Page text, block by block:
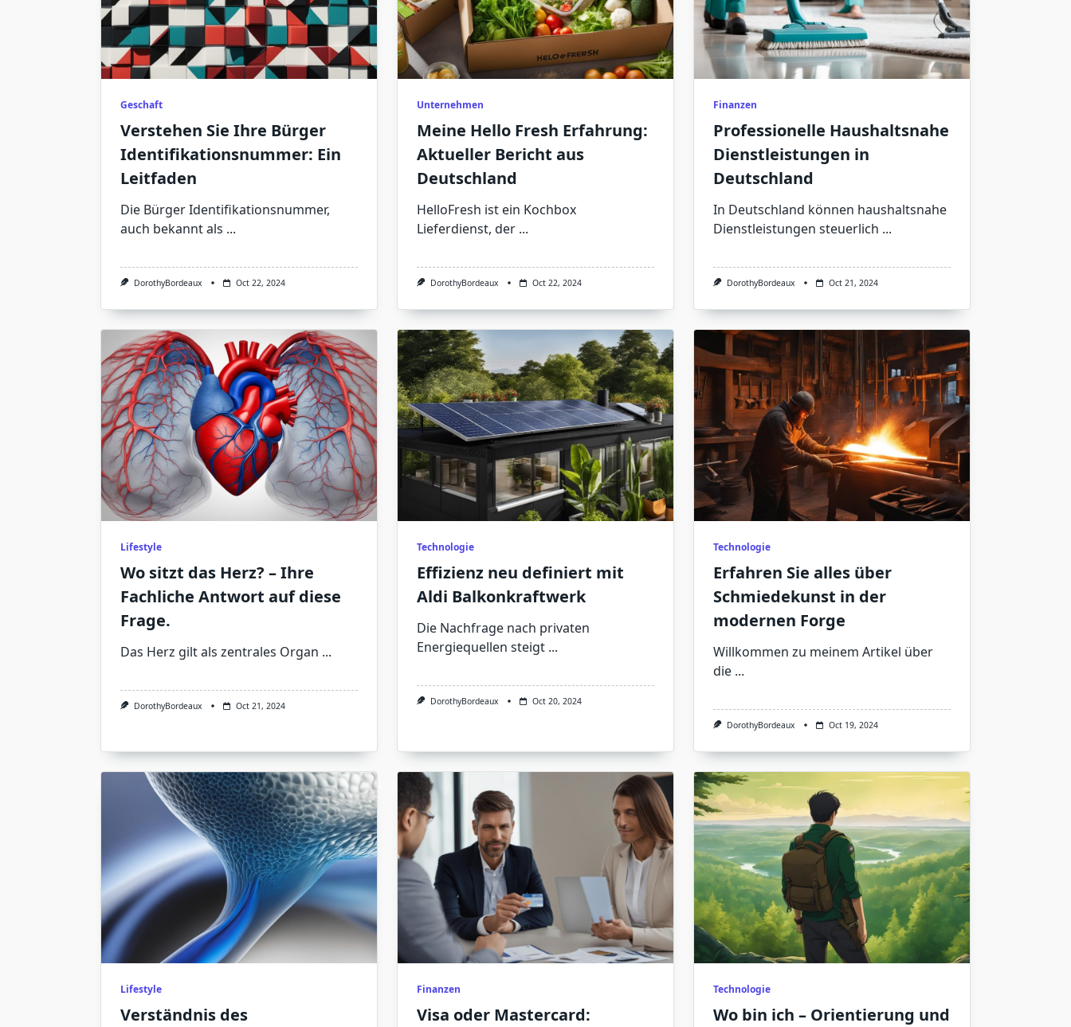
Geschaft
Verstehen Sie Ihre Bürger
Identifikationsnummer: Ein
Leitfaden
Die Bürger Identifikationsnummer,
auch bekannt als ...
DorothyBordeaux Oct 22, 2024
Unternehmen
Meine Hello Fresh Erfahrung:
Aktueller Bericht aus
Deutschland
HelloFresh ist ein Kochbox
Lieferdienst, der ...
DorothyBordeaux Oct 22, 2024
Finanzen
Professionelle Haushaltsnahe
Dienstleistungen in
Deutschland
In Deutschland können haushaltsnahe
Dienstleistungen steuerlich ...
DorothyBordeaux Oct 21, 2024
Lifestyle
Wo sitzt das Herz? – Ihre
Fachliche Antwort auf diese
Frage.
Das Herz gilt als zentrales Organ ...
DorothyBordeaux Oct 21, 2024
Technologie
Effizienz neu definiert mit
Aldi Balkonkraftwerk
Die Nachfrage nach privaten
Energiequellen steigt ...
DorothyBordeaux Oct 20, 2024
Technologie
Erfahren Sie alles über
Schmiedekunst in der
modernen Forge
Willkommen zu meinem Artikel über
die ...
DorothyBordeaux Oct 19, 2024
Lifestyle
Verständnis des
Finanzen
Visa oder Mastercard:
Technologie
Wo bin ich – Orientierung und